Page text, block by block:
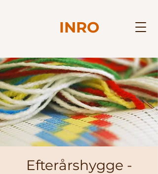
INRO
Efterårshygge -